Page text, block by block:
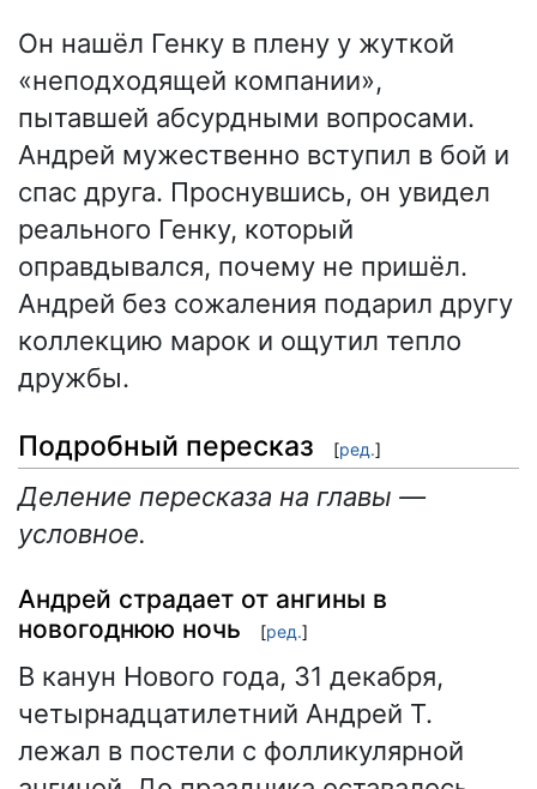
Он нашёл Генку в плену у жуткой
«неподходящей компании»,
пытавшей абсурдными вопросами.
Андрей мужественно вступил в бой и
спас друга. Проснувшись, он увидел
реального Генку, который
оправдывался, почему не пришёл.
Андрей без сожаления подарил другу
коллекцию марок и ощутил тепло
дружбы.
Подробный пересказ [ред.]
Деление пересказа на главы —
условное.
Андрей страдает от ангины в
новогоднюю ночь
[ред.]
В канун Нового года, 31 декабря,
четырнадцатилетний Андрей Т.
лежал в постели с фолликулярной